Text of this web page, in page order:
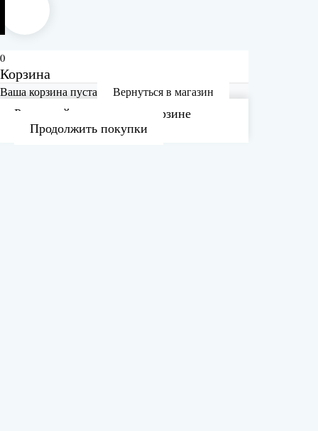
0
Корзина
Ваша корзина пуста Вернуться в магазин
Рассчитайте доставку в корзине
Продолжить покупки